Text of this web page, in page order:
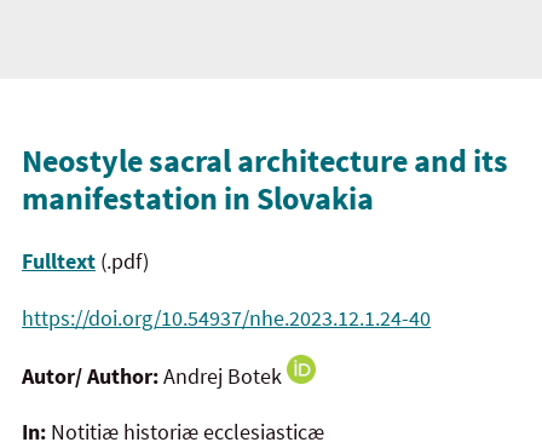
Neostyle sacral architecture and its
manifestation in Slovakia
Fulltext (.pdf)
https://doi.org/10.54937/nhe.2023.12.1.24-40
Autor/ Author:Andrej Botek
In: Notitiæ historiæ ecclesiasticæ